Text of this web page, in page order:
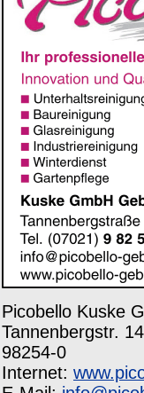
Picobello Kuske
Tannenbergstr.
98254-0
Internet: